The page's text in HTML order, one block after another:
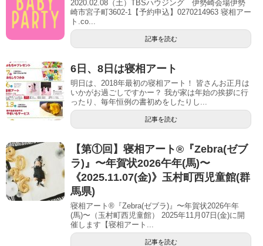
2020.02.08（土）TBSハウジング 伊勢崎会場伊勢
崎市宮子町3602-1【予約申込】0270214963 寝相アー
ト.co...
記事を読む
6日、8日は寝相アート
明日は、2018年最初の寝相アート！ 皆さんお正月は
いかがお過ごしですかー？ 我が家は年始の挨拶に行
ったり、毎年恒例の書初めをしたりし...
記事を読む
【第①回】寝相アート®︎『Zebra(ゼブ
ラ)』〜年賀状2026午年(馬)〜
《2025.11.07(金)》玉村町西児童館(群
馬県)
寝相アート®『Zebra(ゼブラ)』〜年賀状2026午年
(馬)〜（玉村町西児童館） 2025年11月07日(金)に開
催します【寝相アート...
記事を読む